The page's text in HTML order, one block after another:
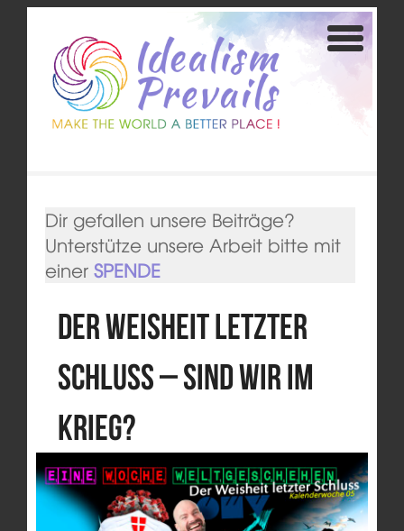
Dir gefallen unsere Beiträge?
Unterstütze unsere Arbeit bitte mit
einer SPENDE
Der Weisheit letzter
Schluss – Sind wir im
Krieg?